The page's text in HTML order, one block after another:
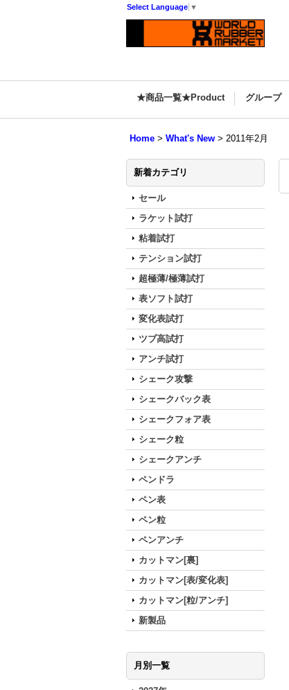
Select Language ▼
★商品一覧★Product グループ
Home > What's New > 2011年2月
新着カテゴリ
セール
ラケット試打
粘着試打
テンション試打
超極薄/極薄試打
表ソフト試打
変化表試打
ツブ高試打
アンチ試打
シェーク攻撃
シェークバック表
シェークフォア表
シェーク粒
シェークアンチ
ペンドラ
ペン表
ペン粒
ペンアンチ
カットマン[裏]
カットマン[表/変化表]
カットマン[粒/アンチ]
新製品
月別一覧